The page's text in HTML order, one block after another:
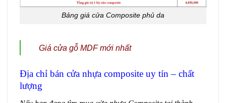
Bảng giá cửa Composite phủ da
Giá cửa gỗ MDF mới nhất
Địa chỉ bán cửa nhựa composite uy tín – chất
lượng